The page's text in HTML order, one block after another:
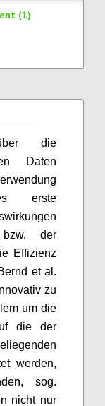
(1)
die
Daten
erste
der
Effizienz
et al.
zu
um die
die der
werden,
sog.
nicht nur